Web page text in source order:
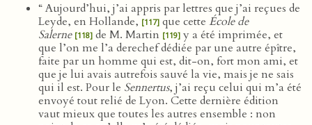
“ Aujourd’hui, j’ai appris par lettres que j’ai reçues de
Leyde, en Hollande, [117] que cette École de
Salerne [118] de M. Martin [119] y a été imprimée, et
que l’on me l’a derechef dédiée par une autre épître,
faite par un homme qui est, dit-on, fort mon ami, et
que je lui avais autrefois sauvé la vie, mais je ne sais
qui il est. Pour le Sennertus, j’ai reçu celui qui m’a été
envoyé tout relié de Lyon. Cette dernière édition
vaut mieux que toutes les autres ensemble : non